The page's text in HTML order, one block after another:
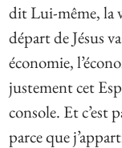
dit Lui-même, la
départ de Jésus
économie,
justement cet
console. Et c’est
parce que